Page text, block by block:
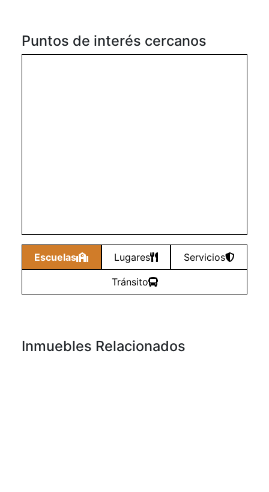
Puntos de interés cercanos
Escuelas Lugares Servicios
Tránsito
Inmuebles Relacionados